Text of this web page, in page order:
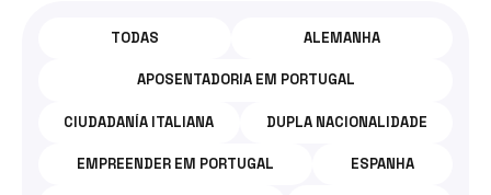
CATEGORIA:
MORAR
TODAS ALEMANHA
APOSENTADORIA EM PORTUGAL
CIUDADANÍA ITALIANA DUPLA NACIONALIDADE
EMPREENDER EM PORTUGAL ESPANHA